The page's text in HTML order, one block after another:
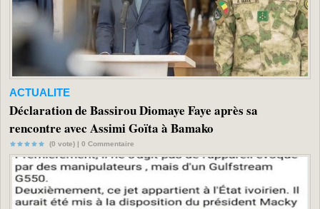
ACTUALITE
Déclaration de Bassirou Diomaye Faye après sa
rencontre avec Assimi Goïta à Bamako
(0 vote) | 0 Commentaire